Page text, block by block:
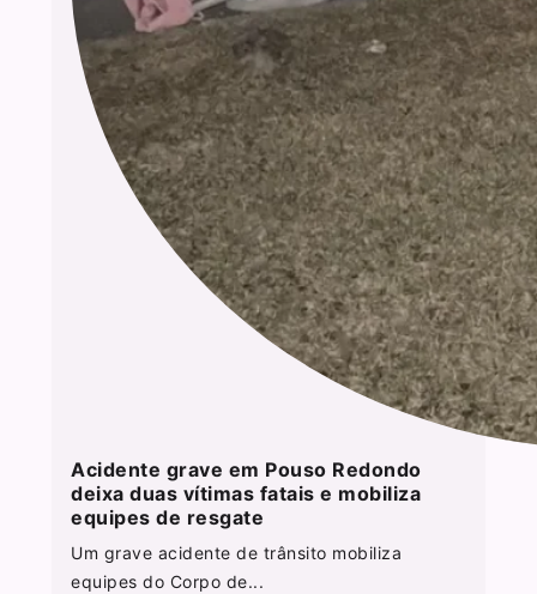
Acidente grave em Pouso Redondo
deixa duas vítimas fatais e mobiliza
equipes de resgate
Um grave acidente de trânsito mobiliza
equipes do Corpo de...